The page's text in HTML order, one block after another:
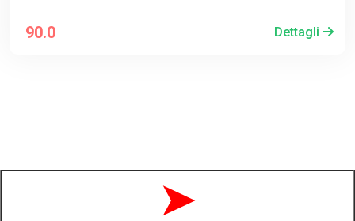
90.0 Dettagli